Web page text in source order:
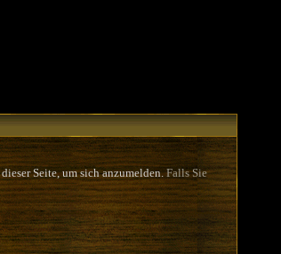
Seite, um sich anzumelden.Falls Sie